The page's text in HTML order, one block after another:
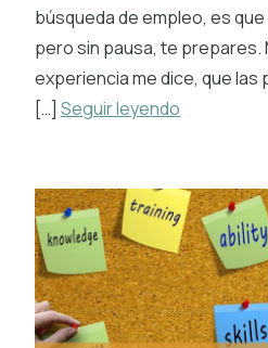
búsqueda de empleo, es que
pero sin pausa, te prepares.
experiencia me dice, que las
[…] Seguir leyendo